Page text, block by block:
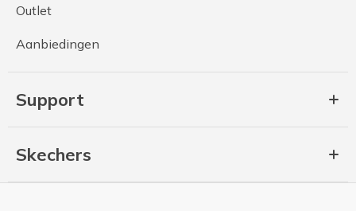
Outlet
Aanbiedingen
Support
Skechers